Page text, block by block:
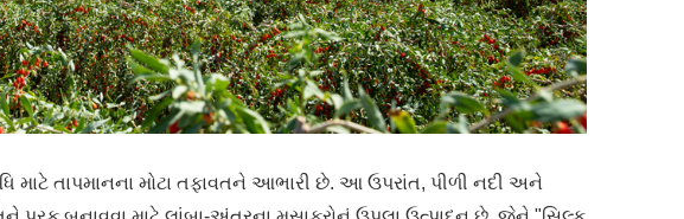
માટે તાપમાનના મોટા તફાવતને આભારી છે. આ ઉપરાંત, પીળી નદી અને